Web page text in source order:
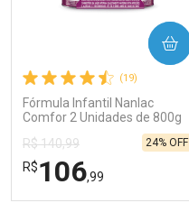
(19)
Fórmula Infantil Nanlac
Comfor 2 Unidades de 800g
R$ 140,99
R$106,99
24% OFF
COMPRAR